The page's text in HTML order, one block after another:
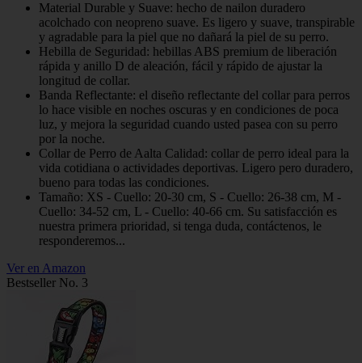
Material Durable y Suave: hecho de nailon duradero
acolchado con neopreno suave. Es ligero y suave, transpirable
y agradable para la piel que no dañará la piel de su perro.
Hebilla de Seguridad: hebillas ABS premium de liberación
rápida y anillo D de aleación, fácil y rápido de ajustar la
longitud de collar.
Banda Reflectante: el diseño reflectante del collar para perros
lo hace visible en noches oscuras y en condiciones de poca
luz, y mejora la seguridad cuando usted pasea con su perro
por la noche.
Collar de Perro de Aalta Calidad: collar de perro ideal para la
vida cotidiana o actividades deportivas. Ligero pero duradero,
bueno para todas las condiciones.
Tamaño: XS - Cuello: 20-30 cm, S - Cuello: 26-38 cm, M -
Cuello: 34-52 cm, L - Cuello: 40-66 cm. Su satisfacción es
nuestra primera prioridad, si tenga duda, contáctenos, le
responderemos...
Ver en Amazon
Bestseller No. 3